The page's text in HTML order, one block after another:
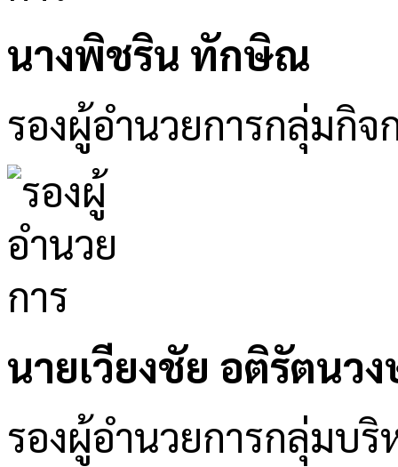
นางพิชริน ทักษิณ
รองผู้อำนวยการกลุ่มกิจ
นายเวียงชัย อติรัตนว
รองผู้อำนวยการกลุ่มบริ